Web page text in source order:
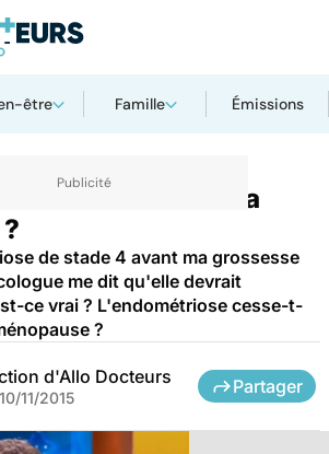
être Famille Émissions
cesse-t-elle à la
de stade 4 avant ma grossesse
me dit qu'elle devrait
ce vrai ? L'endométriose cesse-t-
?
d'Allo Docteurs
10/11/2015
Partager